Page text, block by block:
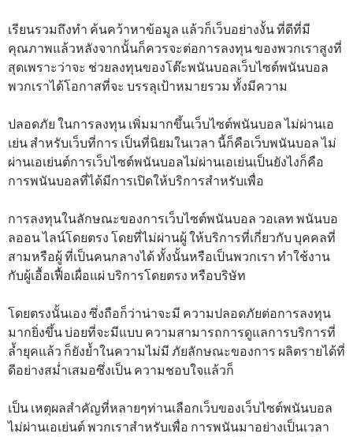
เรียนรวมถึงทำ ค้นคว้าหาข้อมูล แล้วก็เว็บอย่างงั้น ที่ดีที่มี
คุณภาพแล้วหลังจากนั้นก็ควรจะต่อการลงทุน ของพวกเราสูงที่
สุดเพราะว่าจะ ช่วยลงทุนของโต๊ะพนันบอลเว็บไซต์พนันบอล
พวกเราได้โอกาสที่จะ บรรลุเป้าหมายรวม ทั้งมีความ
ปลอดภัย ในการลงทุน เพิ่มมากขึ้นเว็บไซต์พนันบอล ไม่ผ่านเอ
เย่น สำหรับเว็บที่การ เป็นที่นิยมในเวลา นี้ก็คือเว็บพนันบอล ไม่
ผ่านเอเย่นต์การเว็บไซต์พนันบอลไม่ผ่านเอเย่นเป็นยังไงก็คือ
การพนันบอลที่ได้มีการเปิดให้บริการสำหรับเพื่อ
การลงทุนในลักษณะของการเว็บไซต์พนันบอล วอเลท พนันบอ
ลออน ไลน์โดยตรง โดยที่ไม่ผ่านผู้ ให้บริการที่เกี่ยวกับ บุคคลที่
สามหรือผู้ ที่เป็นคนกลางได้ ทั้งนั้นหรือเป็นพวกเรา ทำใช้งาน
กับผู้เอื้อเฟื้อเผื่อแผ่ บริการโดยตรง หรือบริษัท
โดยตรงนั้นเอง ซึ่งถือก็ว่าน่าจะมี ความปลอดภัยต่อการลงทุน
มากยิ่งขึ้น บ่อยที่จะมีแบบ ความสามารถการดูแลการบริการที่
ล้ำยุคแล้ว ก็ยังย้ำในความไม่มี ภัยลักษณะของการ ผลิตรายได้ที่
ดีอย่างสม่ำเสมอซึ่งเป็น ความชอบใจแล้วก็
เป็น เหตุผลสำคัญที่หลายๆท่านเลือกเว็บของเว็บไซต์พนันบอล
ไม่ผ่านเอเย่นต์ พวกเราสำหรับเพื่อ การพนันมาอย่างเป็นเวลา